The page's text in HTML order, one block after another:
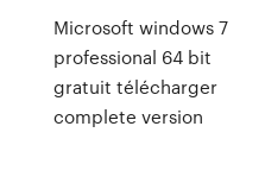
Microsoft windows 7
professional 64 bit
gratuit télécharger
complete version